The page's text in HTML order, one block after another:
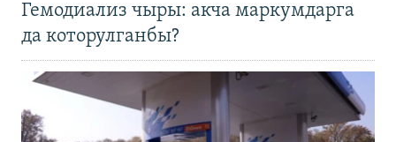
Гемодиализ чыры: акча маркумдарга
да которулганбы?